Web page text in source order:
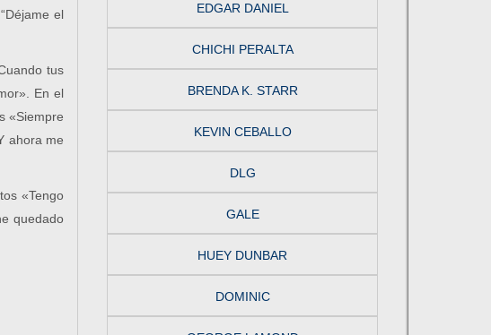
el
tus
En el
«Siempre
ahora me
«Tengo
quedado
EDGAR DANIEL
CHICHI PERALTA
BRENDA K. STARR
KEVIN CEBALLO
DLG
GALE
HUEY DUNBAR
DOMINIC